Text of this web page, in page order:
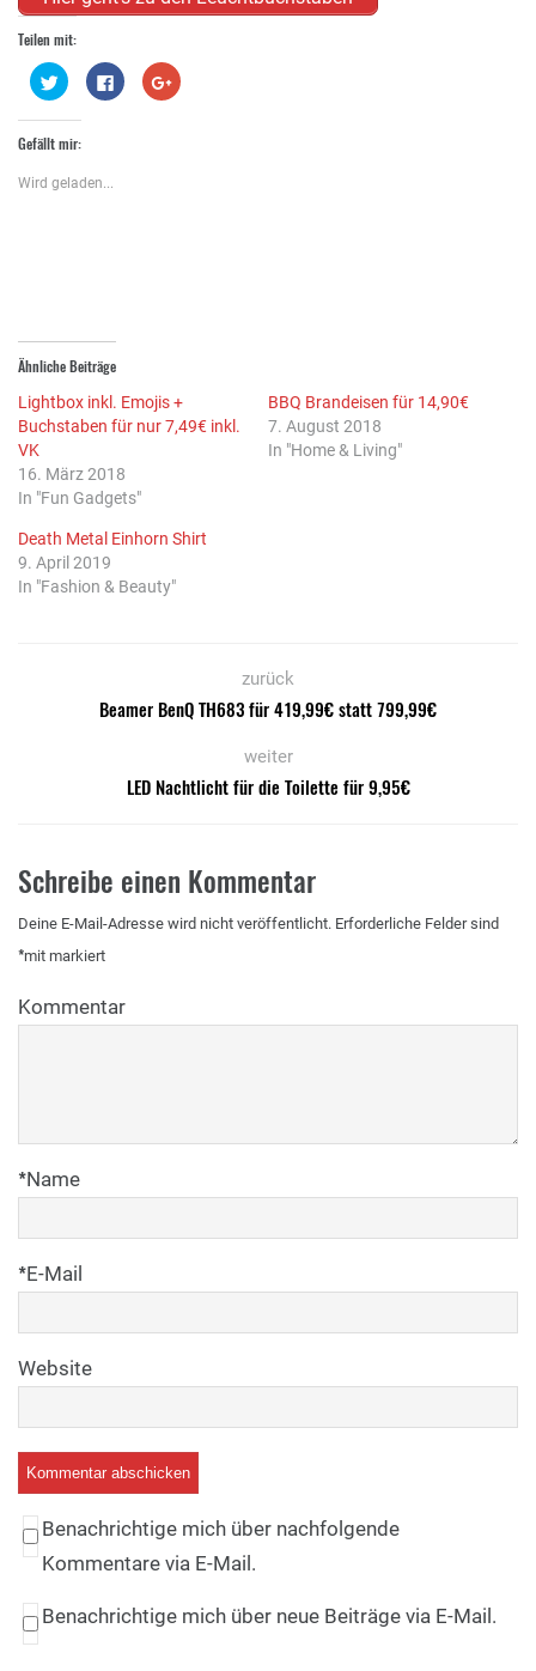
Teilen mit:
Klick,
um
Twitter
zu
teilen
in
neuem
Klick,
um
Zum
Teilen
Gefällt mir:
Wird geladen...
Ähnliche Beiträge
Lightbox inkl. Emojis +
Buchstaben für nur 7,49€ inkl.
VK
16. März 2018
In "Fun Gadgets"
BBQ Brandeisen für 14,90€
7. August 2018
In "Home & Living"
Death Metal Einhorn Shirt
9. April 2019
In "Fashion & Beauty"
zurück
Beamer BenQ TH683 für 419,99€ statt 799,99€
weiter
LED Nachtlicht für die Toilette für 9,95€
Schreibe einen Kommentar
Deine E-Mail-Adresse wird nicht veröffentlicht. Erforderliche Felder sind
mit
* markiert
Kommentar
Name
*
E-Mail
*
Website
Benachrichtige mich über nachfolgende
Kommentare via E-Mail.
Benachrichtige mich über neue Beiträge via E-Mail.